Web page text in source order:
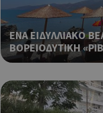
ΕΝΑ ΕΙΔΥΛΛΙΑΚΟ
ΒΟΡΕΙΟΔΥΤΙΚΗ
PHP.net
cyprusen.wiz-
guide.com
συνεδρία